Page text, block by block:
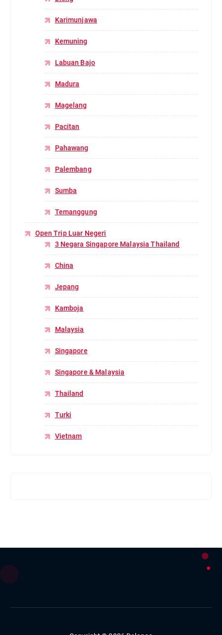
Karimunjawa
Kemuning
Labuan Bajo
Madura
Magelang
Pacitan
Pahawang
Palembang
Sumba
Temanggung
Open Trip Luar Negeri
3 Negara Singapore Malaysia Thailand
China
Jepang
Kamboja
Malaysia
Singapore
Singapore & Malaysia
Thailand
Turki
Vietnam